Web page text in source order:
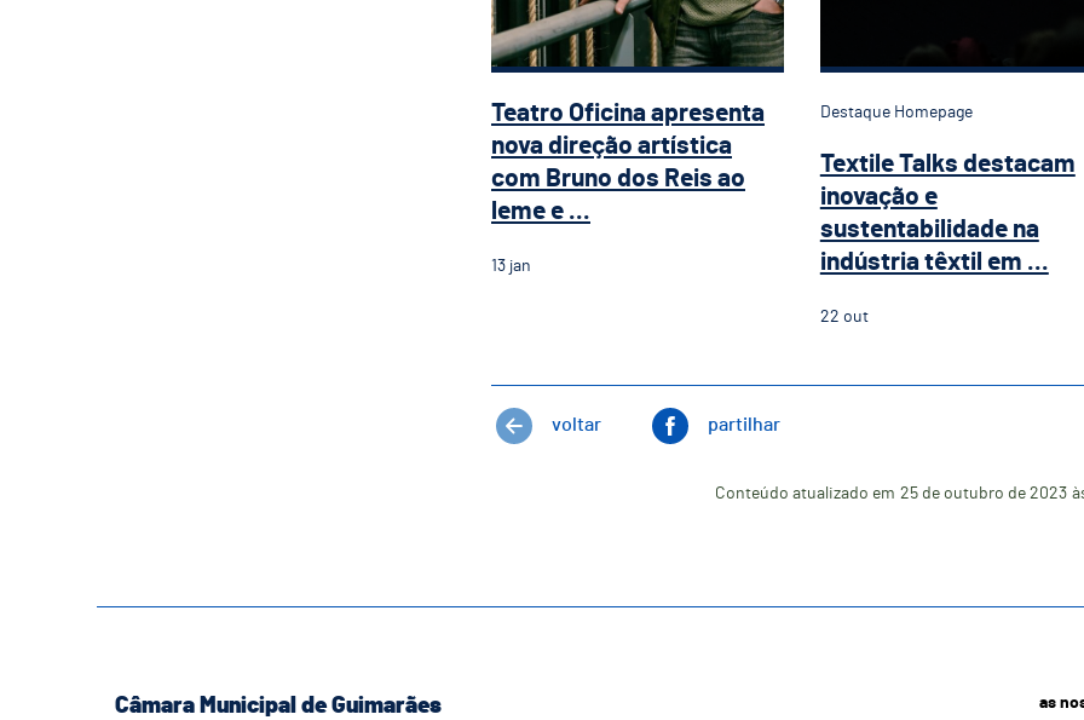
Teatro Oficina apresenta
nova direção artística
com Bruno dos Reis ao
leme e ...
13 jan
Destaque Homepage
Textile Talks destacam
inovação e
sustentabilidade na
indústria têxtil em ...
22 out
voltar partilhar
Conteúdo atualizado em 25 de outubro de 2023
Câmara Municipal de Guimarães as